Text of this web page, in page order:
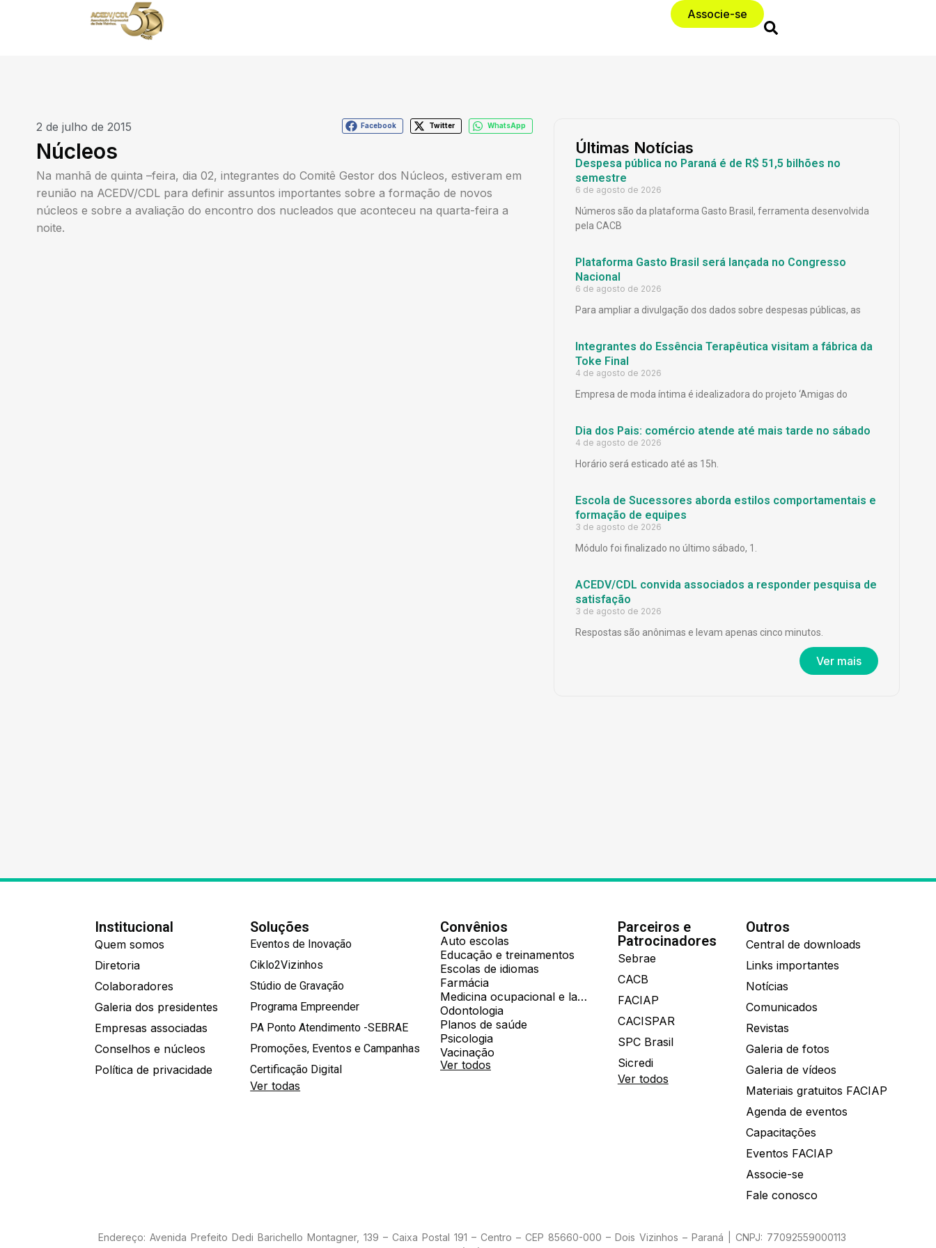
Associe-se
2 de julho de 2015 Facebook Twitter WhatsApp
Núcleos
Na manhã de quinta –feira, dia 02, integrantes do Comitê Gestor dos Núcleos, estiveram em
reunião na ACEDV/CDL para definir assuntos importantes sobre a formação de novos
núcleos e sobre a avaliação do encontro dos nucleados que aconteceu na quarta-feira a
noite.
Últimas Notícias
Despesa pública no Paraná é de R$ 51,5 bilhões no
semestre
6 de agosto de 2026
Números são da plataforma Gasto Brasil, ferramenta desenvolvida
pela CACB
Plataforma Gasto Brasil será lançada no Congresso
Nacional
6 de agosto de 2026
Para ampliar a divulgação dos dados sobre despesas públicas, as
Integrantes do Essência Terapêutica visitam a fábrica da
Toke Final
4 de agosto de 2026
Empresa de moda íntima é idealizadora do projeto ‘Amigas do
Dia dos Pais: comércio atende até mais tarde no sábado
4 de agosto de 2026
Horário será esticado até as 15h.
Escola de Sucessores aborda estilos comportamentais e
formação de equipes
3 de agosto de 2026
Módulo foi finalizado no último sábado, 1.
ACEDV/CDL convida associados a responder pesquisa de
satisfação
3 de agosto de 2026
Respostas são anônimas e levam apenas cinco minutos.
Ver mais
Institucional
Quem somos
Diretoria
Colaboradores
Galeria dos presidentes
Empresas associadas
Conselhos e núcleos
Política de privacidade
Soluções
Eventos de Inovação
Ciklo2Vizinhos
Stúdio de Gravação
Programa Empreender
PA Ponto Atendimento -SEBRAE
Promoções, Eventos e Campanhas
Certificação Digital
Ver todas
Convênios
Auto escolas
Educação e treinamentos
Escolas de idiomas
Farmácia
Medicina ocupacional e laboratorial
Odontologia
Planos de saúde
Psicologia
Vacinação
Ver todos
Parceiros e
Patrocinadores
Sebrae
CACB
FACIAP
CACISPAR
SPC Brasil
Sicredi
Ver todos
Outros
Central de downloads
Links importantes
Notícias
Comunicados
Revistas
Galeria de fotos
Galeria de vídeos
Materiais gratuitos FACIAP
Agenda de eventos
Capacitações
Eventos FACIAP
Associe-se
Fale conosco
Endereço: Avenida Prefeito Dedi Barichello Montagner, 139 – Caixa Postal 191 – Centro – CEP 85660-000 – Dois Vizinhos – Paraná | CNPJ: 77092559000113